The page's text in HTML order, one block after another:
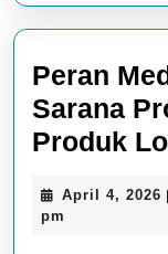
Peran
Sarana
Produk
April 4, 2026
pm